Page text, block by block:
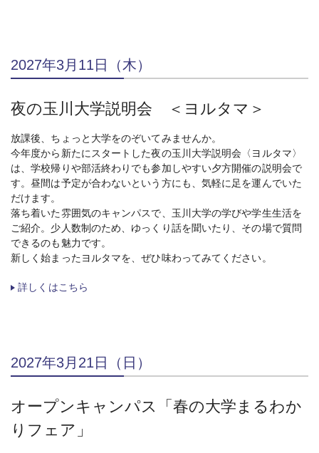
2027年3月11日（木）
夜の玉川大学説明会 ＜ヨルタマ＞
放課後、ちょっと大学をのぞいてみませんか。
今年度から新たにスタートした夜の玉川大学説明会〈ヨルタマ〉
は、学校帰りや部活終わりでも参加しやすい夕方開催の説明会で
す。昼間は予定が合わないという方にも、気軽に足を運んでいた
だけます。
落ち着いた雰囲気のキャンパスで、玉川大学の学びや学生生活を
ご紹介。少人数制のため、ゆっくり話を聞いたり、その場で質問
できるのも魅力です。
新しく始まったヨルタマを、ぜひ味わってみてください。
詳しくはこちら
2027年3月21日（日）
オープンキャンパス「春の大学まるわか
りフェア」